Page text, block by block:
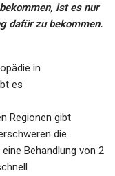
ist es nur
dafür zu bekommen.
in
es
Regionen gibt
die
Behandlung von 2